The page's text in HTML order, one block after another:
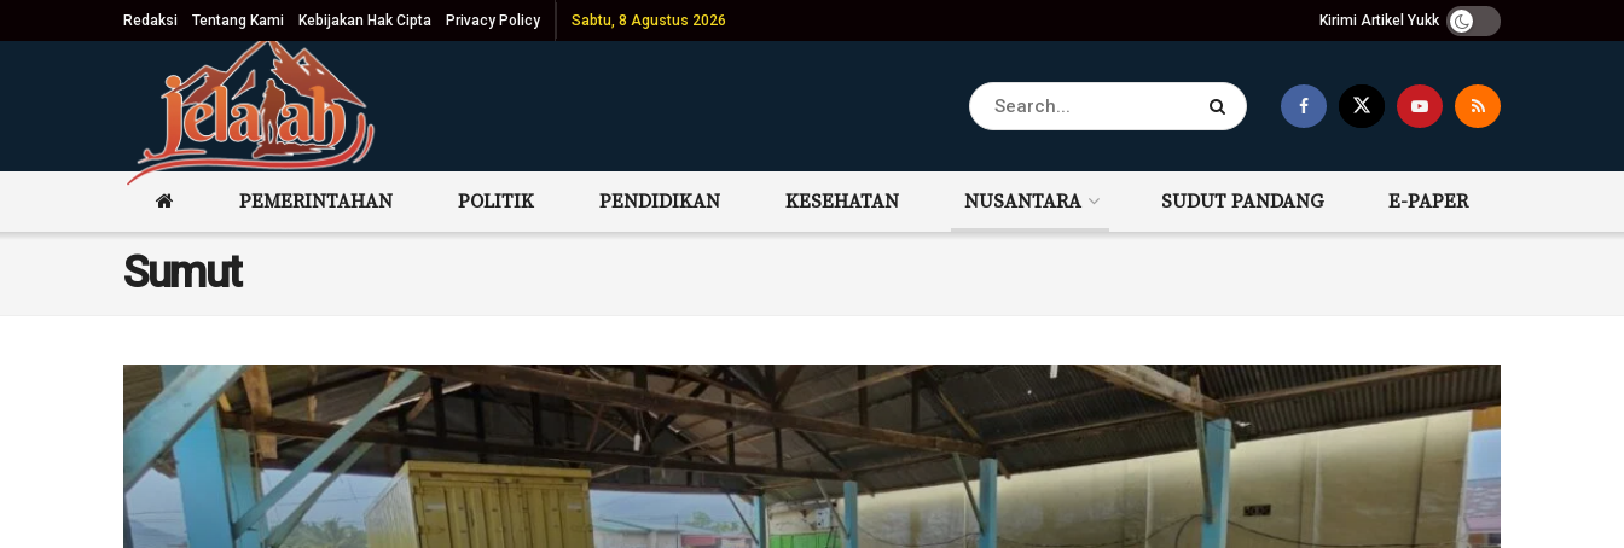
Redaksi Tentang Kami Kebijakan Hak Cipta Privacy Policy Sabtu, 8 Agustus 2026 Kirimi Artikel Yukk
PEMERINTAHAN POLITIK PENDIDIKAN KESEHATAN NUSANTARA SUDUT PANDANG E-PAPER
Sumut